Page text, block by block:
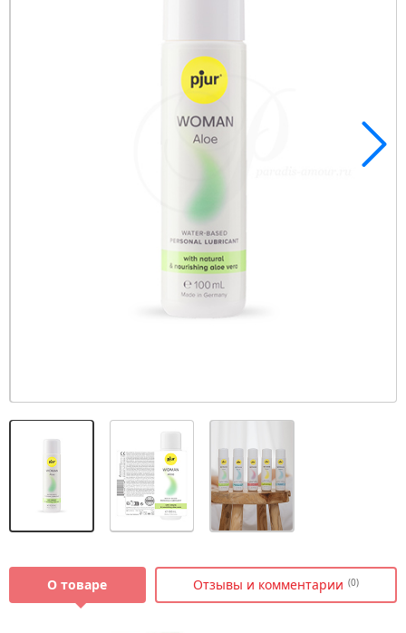
О товаре Отзывы и комментарии (0)